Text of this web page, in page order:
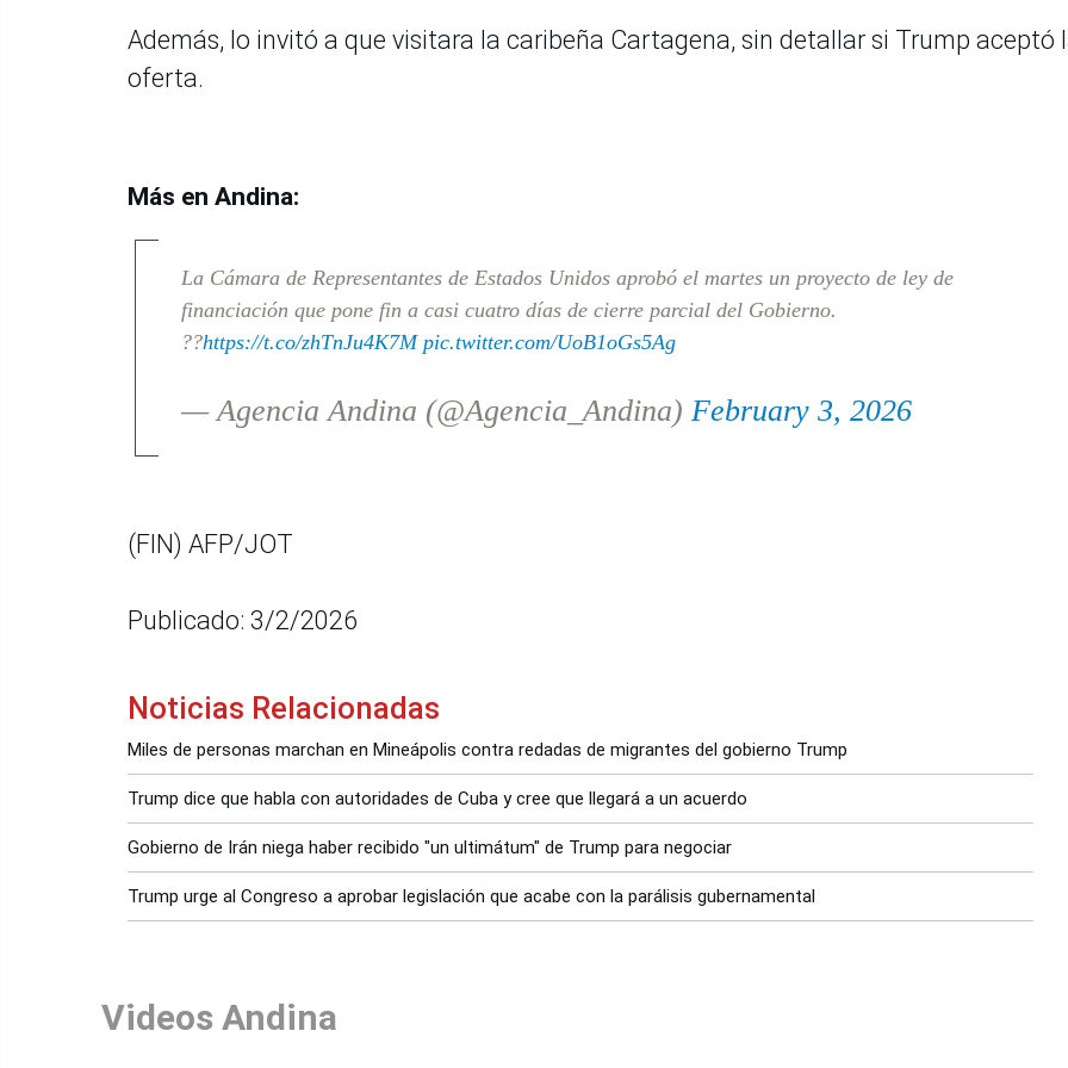
Además, lo invitó a que visitara la caribeña Cartagena, sin detallar si Trump aceptó
oferta.
Más en Andina:
La Cámara de Representantes de Estados Unidos aprobó el martes un proyecto de ley de
financiación que pone fin a casi cuatro días de cierre parcial del Gobierno.
??https://t.co/zhTnJu4K7M pic.twitter.com/UoB1oGs5Ag
— Agencia Andina (@Agencia_Andina) February 3, 2026
(FIN) AFP/JOT
Publicado: 3/2/2026
Noticias Relacionadas
Miles de personas marchan en Mineápolis contra redadas de migrantes del gobierno Trump
Trump dice que habla con autoridades de Cuba y cree que llegará a un acuerdo
Gobierno de Irán niega haber recibido "un ultimátum" de Trump para negociar
Trump urge al Congreso a aprobar legislación que acabe con la parálisis gubernamental
Videos Andina